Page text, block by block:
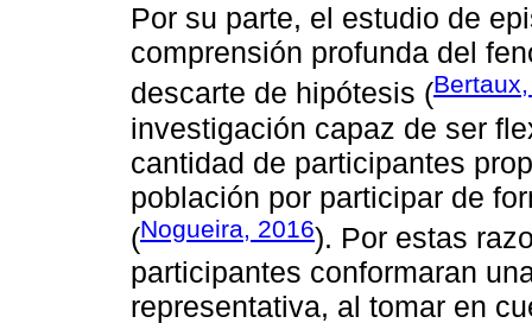
Por su parte, el estudio de
comprensión profunda del
descarte de hipótesis (
investigación capaz de ser
cantidad de participantes
población por participar de
(Nogueira, 2016). Por estas
participantes conformaran
representativa, al tomar en